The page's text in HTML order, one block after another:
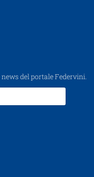
del portale Federvini.